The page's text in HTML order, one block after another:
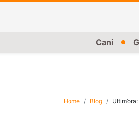
Cani
Home Blog Ultim’ora: I